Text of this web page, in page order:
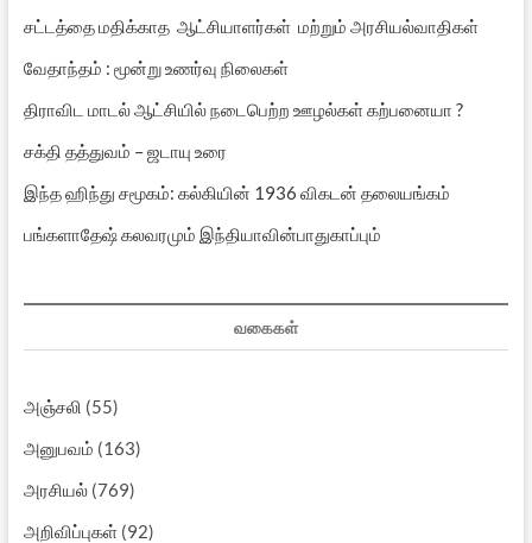
சட்டத்தை மதிக்காத ஆட்சியாளர்கள் மற்றும் அரசியல்வாதிகள்
வேதாந்தம் : மூன்று உணர்வு நிலைகள்
திராவிட மாடல் ஆட்சியில் நடைபெற்ற ஊழல்கள் கற்பனையா ?
சக்தி தத்துவம் – ஜடாயு உரை
இந்த ஹிந்து சமூகம்: கல்கியின் 1936 விகடன் தலையங்கம்
பங்களாதேஷ் கலவரமும் இந்தியாவின்பாதுகாப்பும்
வகைகள்
அஞ்சலி (55)
அனுபவம் (163)
அரசியல்(769)
அறிவிப்புகள்(92)